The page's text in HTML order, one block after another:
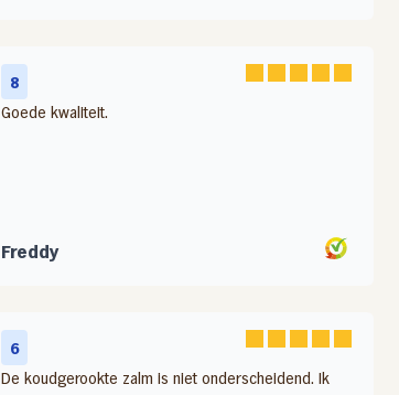
8
Goede kwaliteit.
Freddy
6
De koudgerookte zalm is niet onderscheidend. Ik